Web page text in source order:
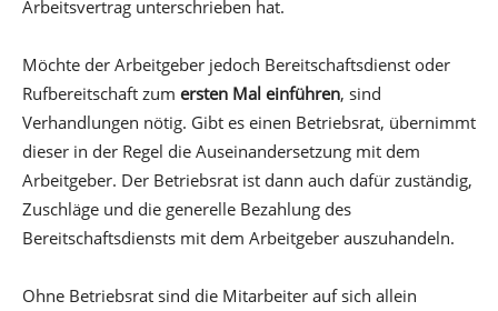
Arbeitsvertrag unterschrieben hat.
Möchte der Arbeitgeber jedoch Bereitschaftsdienst oder
Rufbereitschaft zum ersten Mal einführen, sind
Verhandlungen nötig. Gibt es einen Betriebsrat, übernimmt
dieser in der Regel die Auseinandersetzung mit dem
Arbeitgeber. Der Betriebsrat ist dann auch dafür zuständig,
Zuschläge und die generelle Bezahlung des
Bereitschaftsdiensts mit dem Arbeitgeber auszuhandeln.
Ohne Betriebsrat sind die Mitarbeiter auf sich allein